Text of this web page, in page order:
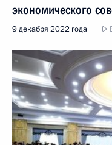
экономического
9 декабря 2022 года